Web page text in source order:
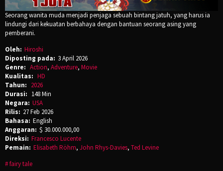
Seorang wanita muda menjadi penjaga sebuah bintang jatuh, yang harus ia
lindungi dari kekuatan berbahaya dengan bantuan seorang asing yang
pemberani.
Oleh: Hiroshi
Diposting pada: 3 April 2026
Genre: Action, Adventure, Movie
Kualitas: HD
Tahun: 2026
Durasi: 148 Min
Negara: USA
Rilis: 27 Feb 2026
Bahasa: English
Anggaran: $ 30.000.000,00
Direksi: Francesco Lucente
Pemain: Elisabeth Röhm, John Rhys-Davies, Ted Levine
fairy tale